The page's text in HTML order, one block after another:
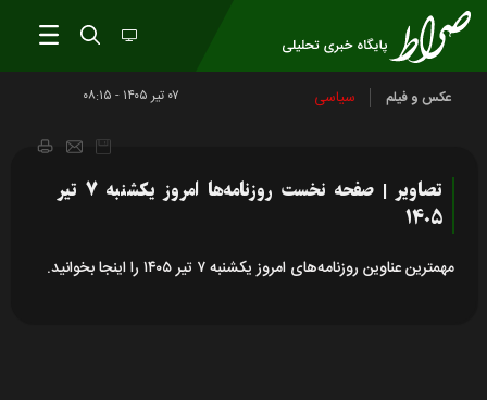
عکس و فیلم سیاسی ۰۷ تير ۱۴۰۵ - ۰۸:۱۵
تصاویر | صفحه نخست روزنامه‌ها امروز یکشنبه ۷ تیر
۱۴۰۵
مهمترین عناوین روزنامه‌های امروز یکشنبه ۷ تیر ۱۴۰۵ را اینجا بخوانید.